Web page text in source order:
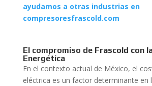
ayudamos a otras industrias en
compresoresfrascold.com
El compromiso de Frascold con
Energética
En el contexto actual de México, el
eléctrica es un factor determinante en